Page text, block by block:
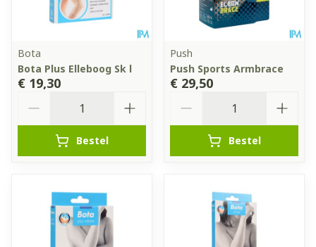
Bota
Bota Plus Elleboog Sk l
€ 19,30
Bestel
Push
Push Sports Armbrace
€ 29,50
Bestel